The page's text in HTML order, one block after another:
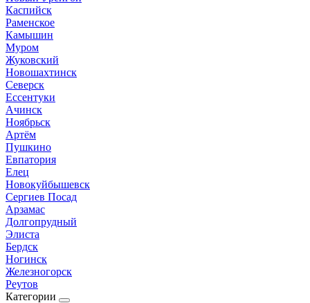
Каспийск
Раменское
Камышин
Муром
Жуковский
Новошахтинск
Северск
Ессентуки
Ачинск
Ноябрьск
Артём
Пушкино
Евпатория
Елец
Новокуйбышевск
Сергиев Посад
Арзамас
Долгопрудный
Элиста
Бердск
Ногинск
Железногорск
Реутов
Категории